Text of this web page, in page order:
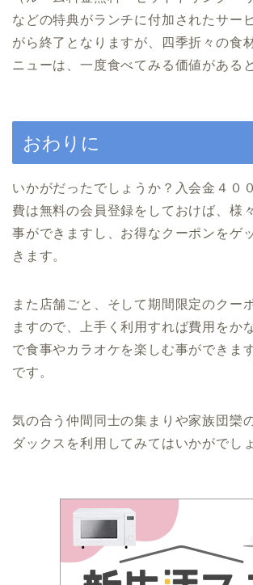
などの特典がランチに付加されたサー
がら終了となりますが、四季折々の食
ニューは、一度食べてみる価値がある
おわりに
いかがだったでしょうか？入会金４０
費は無料の会員登録をしておけば、様
事ができますし、お得なクーポンをゲ
きます。
また店舗ごと、そして期間限定のクー
ますので、上手く利用すれば費用をか
で食事やカラオケを楽しむ事ができま
です。
気の合う仲間同士の集まりや家族団欒
ダックスを利用してみてはいかがでし